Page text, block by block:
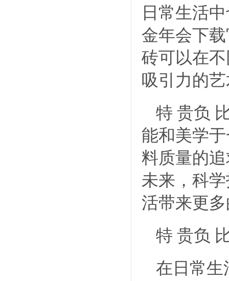
日常生活
金年会下
砖可以在
吸引力的
特 贵负
能和美学
料质量的
未来，科
活带来更
特 贵负
在日常生